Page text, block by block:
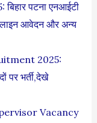
पटना एनआईटी
आवेदन और अन्य
2025:
पर भर्ती,देखे
Vacancy